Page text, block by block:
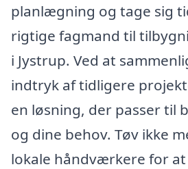
planlægning og tage sig
rigtige fagmand til
i Jystrup. Ved at
indtryk af tidligere
en løsning, der passer til
og dine behov. Tøv ikke
lokale håndværkere for